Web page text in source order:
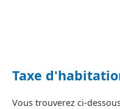
Taxe
Vous trouverez ci-